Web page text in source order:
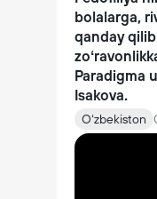
bolalarga,
qanday
Paradigma
Isakova.
Oʻzbekiston